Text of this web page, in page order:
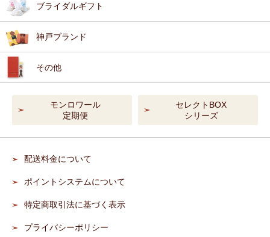
ブライダルギフト
神戸ブランド
その他
モンロワール
定期便
セレクトBOX
シリーズ
配送料金について
ポイントシステムについて
特定商取引法に基づく表示
プライバシーポリシー